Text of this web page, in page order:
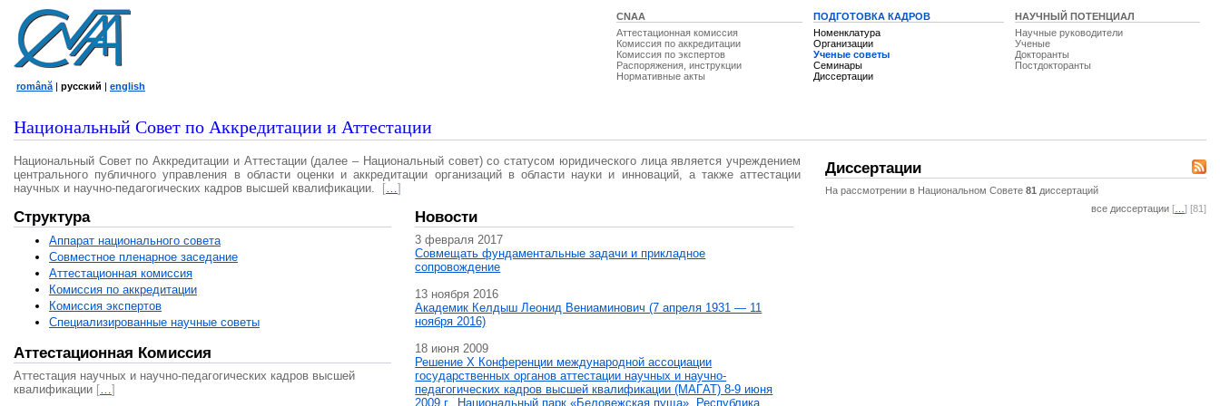
CNAA
Аттестационная комиссия
Комиссия по аккредитации
Комиссия по экспертов
Распоряжения, инструкции
Нормативные акты
ПОДГОТОВКА КАДРОВ
Номенклатура
Организации
Ученые советы
Семинары
Диссертации
НАУЧНЫЙ ПОТЕНЦИАЛ
Научные руководители
Ученые
Докторанты
Постдокторанты
română | русский | english
Национальный Совет по Аккредитации и Аттестации
Национальный Совет по Аккредитации и Аттестации (далее – Национальный совет) со статусом юридического лица является учреждением
центрального публичного управления в области оценки и аккредитации организаций в области науки и инноваций, а также аттестации
научных и научно-педагогических кадров высшей квалификации.
[…]
Структура
Аппарат национального совета
Совместное пленарное заседание
Аттестационная комисcия
Комиссия по аккредитации
Комиссия экспертов
Специализированные научные советы
Аттестационная Комиссия
Аттестация научных и научно-педагогических кадров высшей
квалификации […]
Новости
3 февраля 2017
Совмещать фундаментальные задачи и прикладное
сопровождение
13 ноября 2016
Академик Келдыш Леонид Вениаминович (7 апреля 1931 — 11
ноября 2016)
18 июня 2009
Решение X Конференции международной ассоциации
государственных органов аттестации научных и научно-
педагогических кадров высшей квалификации (МАГAT) 8-9 июня
2009 г., Национальный парк «Беловежская пуща», Республика
Диссертации
На рассмотрении в Национальном Совете 81 диссертаций
все диссертации [ ] [81]